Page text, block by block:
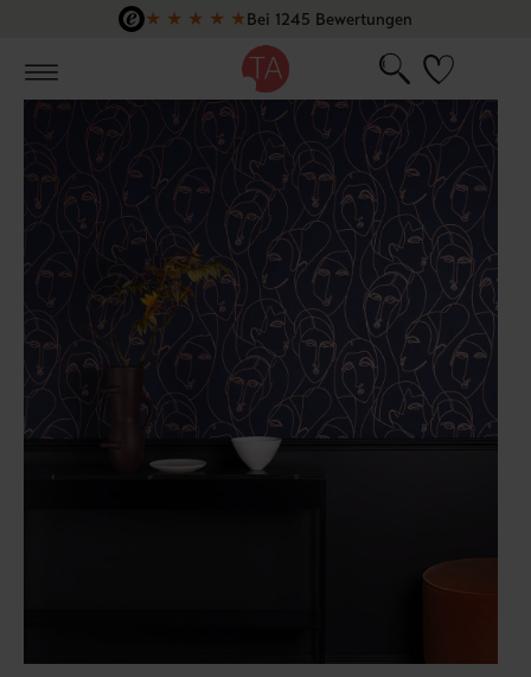
Zum Hauptinhalt springen
★ ★ ★ ★ ★Bei 1245 Bewertungen